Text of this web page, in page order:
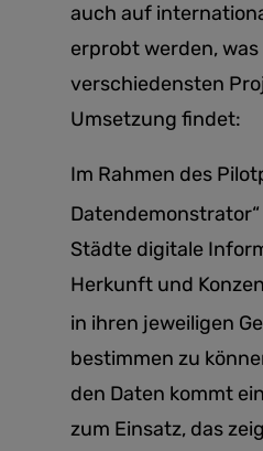
auch auf
erprobt werden, was
verschiedensten
Umsetzung findet:
Im Rahmen des
Städte digitale
Herkunft und
in ihren jeweiligen
bestimmen zu
den Daten kommt
zum Einsatz, das